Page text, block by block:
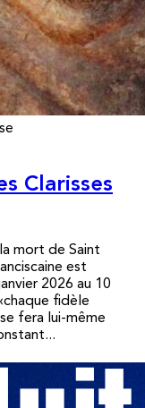
Clarisses
mort de Saint
est
2026 au 10
fidèle
fera lui-même